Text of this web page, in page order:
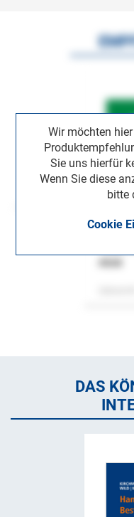
Wir möchten
Sie uns hierfür
Wenn Sie diese
bitte
Cookie
DAS